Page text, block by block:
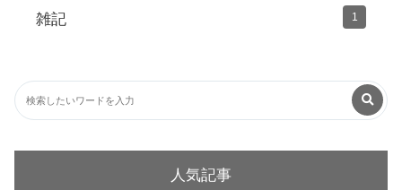
雑記 1
人気記事